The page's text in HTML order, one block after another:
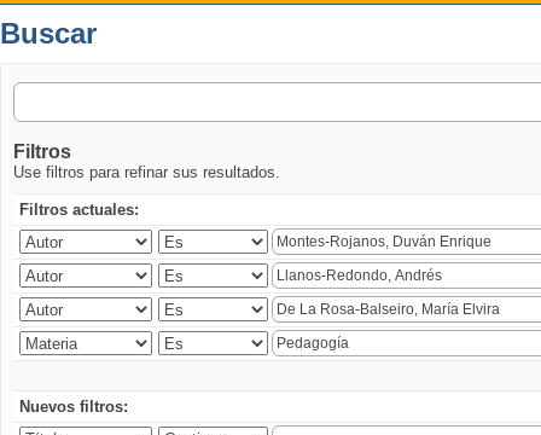
Buscar
Filtros
Use filtros para refinar sus resultados.
Filtros actuales:
Nuevos filtros: